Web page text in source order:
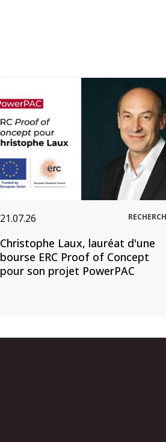
21.07.26
Christophe Laux, lauréat d'une
bourse ERC Proof of Concept
pour son projet PowerPAC